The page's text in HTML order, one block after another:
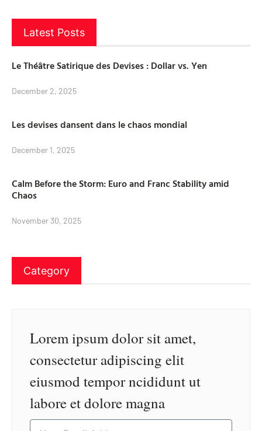
Latest Posts
Le Théâtre Satirique des Devises : Dollar vs. Yen
December 2, 2025
Les devises dansent dans le chaos mondial
December 1, 2025
Calm Before the Storm: Euro and Franc Stability amid
Chaos
November 30, 2025
Category
Lorem ipsum dolor sit amet,
consectetur adipiscing elit
eiusmod tempor ncididunt ut
labore et dolore magna